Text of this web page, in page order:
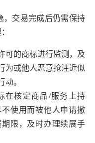
，交易完成后仍需保持
可的商标进行监测，及
为或他人恶意抢注近似
动。
在核定商品/服务上持
使用而被他人申请撤
限，及时办理续展手